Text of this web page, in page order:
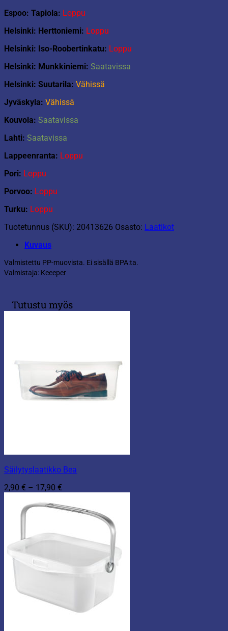
Espoo: Tapiola: Loppu
Helsinki: Herttoniemi: Loppu
Helsinki: Iso-Roobertinkatu: Loppu
Helsinki: Munkkiniemi: Saatavissa
Helsinki: Suutarila: Vähissä
Jyväskyla: Vähissä
Kouvola: Saatavissa
Lahti: Saatavissa
Lappeenranta: Loppu
Pori: Loppu
Porvoo: Loppu
Turku: Loppu
Tuotetunnus (SKU): 20413626 Osasto: Laatikot
Kuvaus
Valmistettu PP-muovista. Ei sisällä BPA:ta.
Valmistaja: Keeeper
Tutustu myös
Säilytyslaatikko Bea
2,90 € – 17,90 €
-
17,90 €